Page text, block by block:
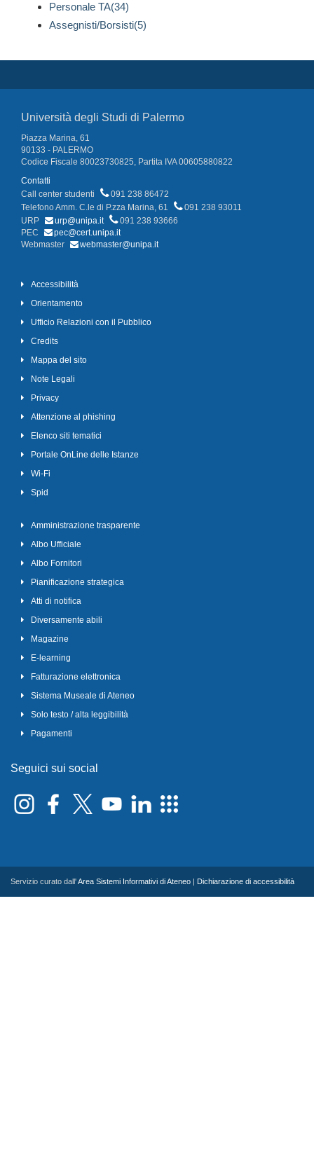
Personale TA(34)
Assegnisti/Borsisti(5)
Università degli Studi di Palermo
Piazza Marina, 61
90133 - PALERMO
Codice Fiscale 80023730825, Partita IVA 00605880822
Contatti
Call center studenti
091 238 86472
Telefono Amm. C.le di P.zza Marina, 61
091 238 93011
URP
urp@unipa.it
091 238 93666
PEC
pec@cert.unipa.it
Webmaster
webmaster@unipa.it
Accessibilità
Orientamento
Ufficio Relazioni con il Pubblico
Credits
Mappa del sito
Note Legali
Privacy
Attenzione al phishing
Elenco siti tematici
Portale OnLine delle Istanze
Wi-Fi
Spid
Amministrazione trasparente
Albo Ufficiale
Albo Fornitori
Pianificazione strategica
Atti di notifica
Diversamente abili
Magazine
E-learning
Fatturazione elettronica
Sistema Museale di Ateneo
Solo testo / alta leggibilità
Pagamenti
Seguici sui social
Servizio curato dall'Area Sistemi Informativi di Ateneo Dichiarazione di accessibilità